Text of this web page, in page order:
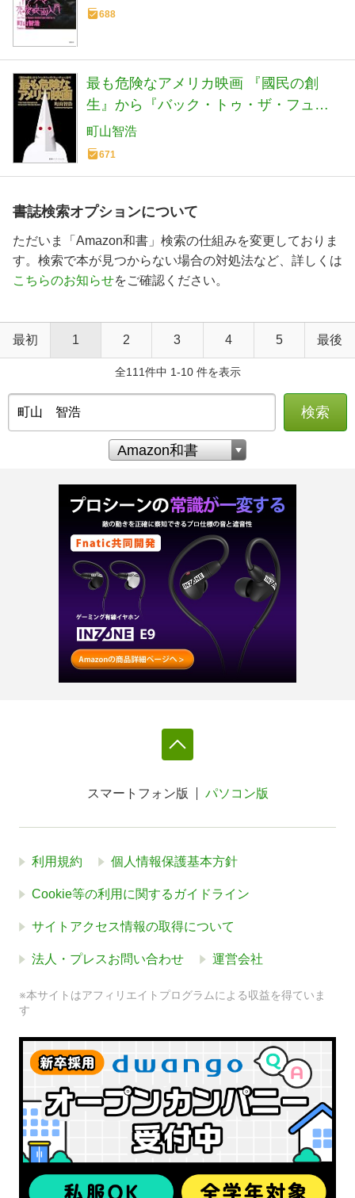
688
最も危険なアメリカ映画 『國民の創
生』から『バック・トゥ・ザ・フュー
チャー』まで
町山智浩
671
書誌検索オプションについて
ただいま「Amazon和書」検索の仕組みを変更しておりま
す。検索で本が見つからない場合の対処法など、詳しくは
こちらのお知らせをご確認ください。
最初 1 2 3 4 5 最後
全111件中 1-10 件を表示
検索
スマートフォン版 パソコン版
利用規約 個人情報保護基本方針
Cookie等の利用に関するガイドライン
サイトアクセス情報の取得について
法人・プレスお問い合わせ 運営会社
※本サイトはアフィリエイトプログラムによる収益を得ていま
す